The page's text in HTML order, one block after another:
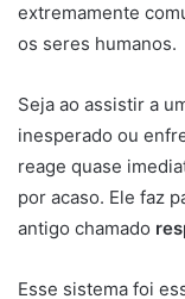
extremamente
os seres humanos.
Seja ao assistir a
inesperado ou
reage quase
por acaso. Ele faz
antigo chamado
Esse sistema foi